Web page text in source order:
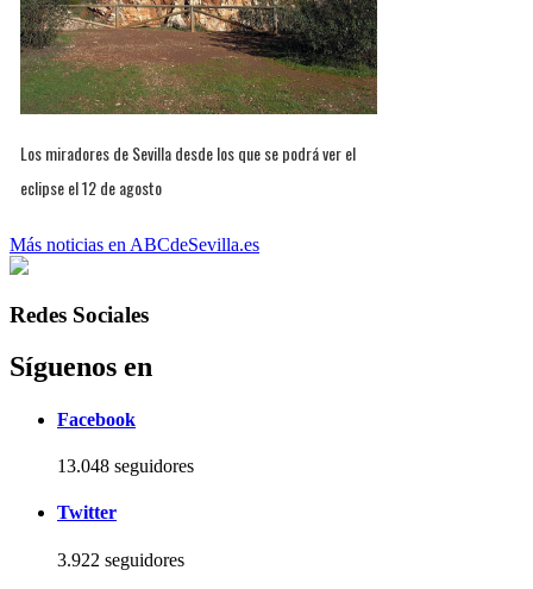
Los miradores de Sevilla desde los que se podrá ver el
eclipse el 12 de agosto
Más noticias en ABCdeSevilla.es
Redes Sociales
Síguenos en
Facebook
13.048 seguidores
Twitter
3.922 seguidores